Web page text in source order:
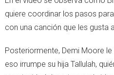
quiere coordinar los pasos
con una canción que les gusta
Posteriormente, Demi Moore
eso irrumpe su hija Tallulah,